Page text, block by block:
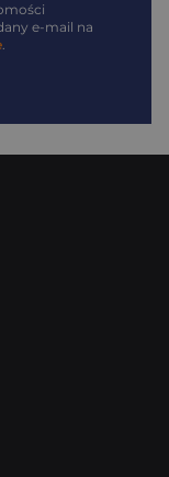
e-mail na
.